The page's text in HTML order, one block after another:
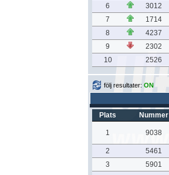
6 3012
7
1714
8
4237
9
2302
10
2526
följ resultater: ON
Plats Nummer
1 9038
2 5461
3
5901